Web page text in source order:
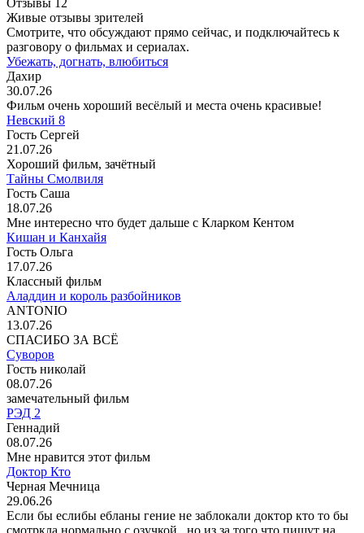
Живые отзывы зрителей
Смотрите, что обсуждают прямо сейчас, и подключайтесь к
разговору о фильмах и сериалах.
Убежать, догнать, влюбиться
Дахир
30.07.26
Фильм очень хороший весёлый и места очень красивые!
Невский 8
Гость Сергей
21.07.26
Хороший фильм, зачётный
Тайны Смолвиля
Гость Саша
18.07.26
Мне интересно что будет дальше с Кларком Кентом
Кишан и Канхайя
Гость Ольга
17.07.26
Классный фильм
Аладдин и король разбойников
ANTONIO
13.07.26
СПАСИБО ЗА ВСЁ
Суворов
Гость николай
08.07.26
замечательный фильм
РЭД 2
Геннадий
08.07.26
Мне нравится этот фильм
Доктор Кто
Черная Мечница
29.06.26
Если бы еслибы ебланы гение не заблокали доктор кто то бы
смотркла нормально с озучкой . но из за того что пишут на